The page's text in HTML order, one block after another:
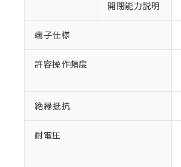
開閉能力説明
端子仕様
許容操作頻度
絶縁抵抗
耐電圧